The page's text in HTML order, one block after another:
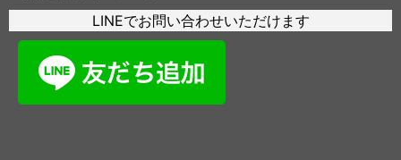
LINEでお問い合わせいただけます